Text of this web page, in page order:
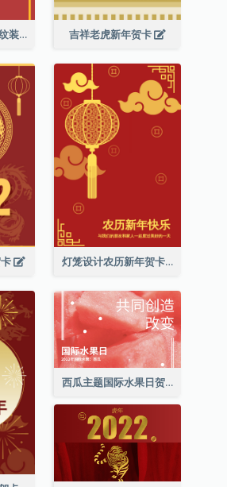
农历新年贺卡附龙纹装饰 吉祥老虎新年贺卡
灯笼设计农历新年贺卡
西瓜主题国际水果日贺卡